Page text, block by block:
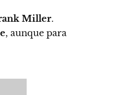
Miller.
, aunque para